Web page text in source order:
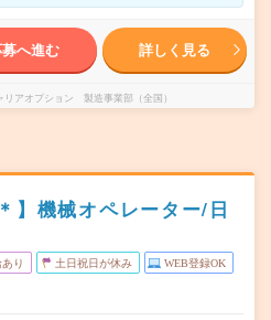
へ進む 詳しく見る
リアオプション 製造事業部（全国）
】機械オペレーター/日
り 土日祝日が休み WEB登録OK